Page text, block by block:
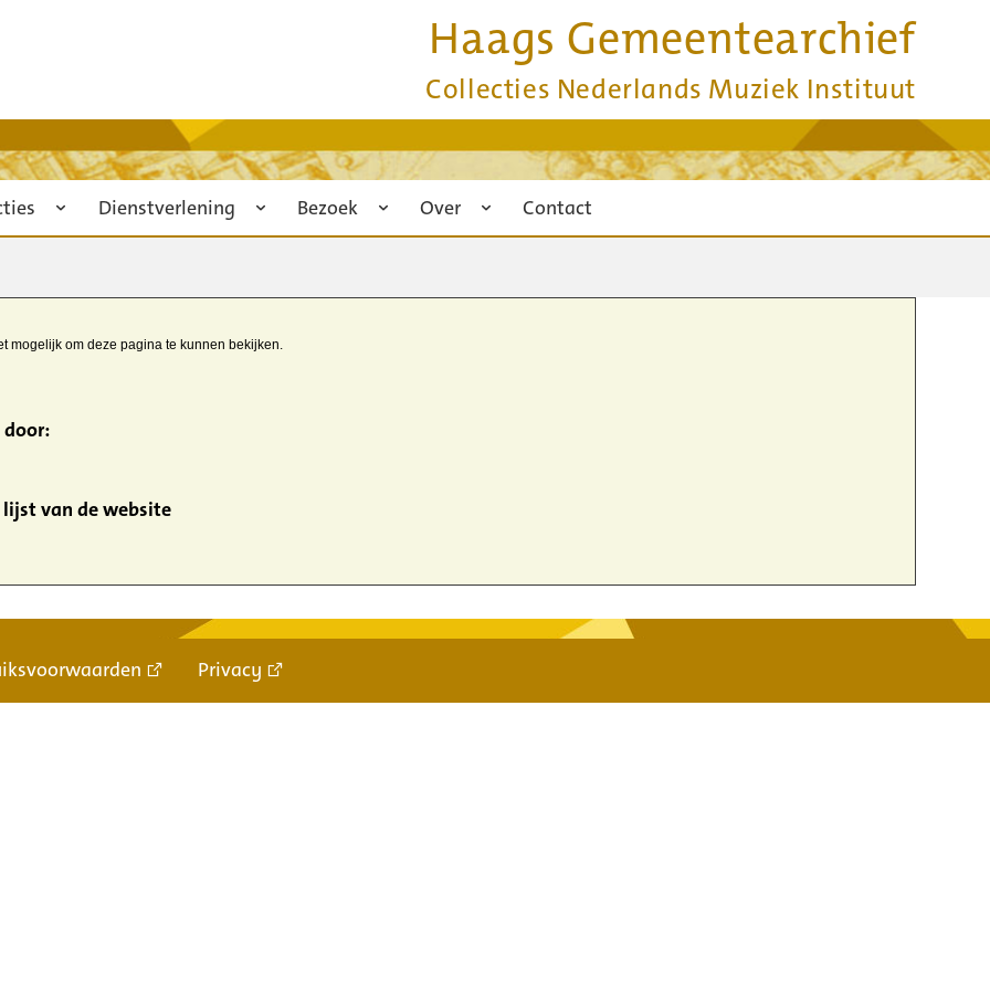
Haags Gemeentearchief
Collecties Nederlands Muziek Instituut
Dienstverlening Bezoek Over Contact
mogelijk om deze pagina te kunnen bekijken.
van de website
Privacy